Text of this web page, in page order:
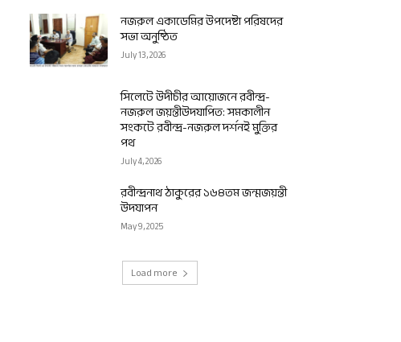
নজরুল একাডেমির উপদেষ্টা পরিষদের
সভা অনুষ্ঠিত
July 13, 2026
সিলেটে উদীচীর আয়োজনে রবীন্দ্র-
নজরুল জয়ন্তীউদযাপিত: সমকালীন
সংকটে রবীন্দ্র-নজরুল দর্শনই মুক্তির
পথ
July 4, 2026
রবীন্দ্রনাথ ঠাকুরের ১৬৪তম জন্মজয়ন্তী
উদযাপন
May 9, 2025
Load more